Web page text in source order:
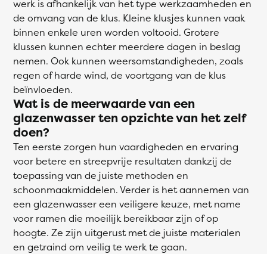
werk is afhankelijk van het type werkzaamheden en
de omvang van de klus. Kleine klusjes kunnen vaak
binnen enkele uren worden voltooid. Grotere
klussen kunnen echter meerdere dagen in beslag
nemen. Ook kunnen weersomstandigheden, zoals
regen of harde wind, de voortgang van de klus
beïnvloeden.
Wat is de meerwaarde van een
glazenwasser ten opzichte van het zelf
doen?
Ten eerste zorgen hun vaardigheden en ervaring
voor betere en streepvrije resultaten dankzij de
toepassing van de juiste methoden en
schoonmaakmiddelen. Verder is het aannemen van
een glazenwasser een veiligere keuze, met name
voor ramen die moeilijk bereikbaar zijn of op
hoogte. Ze zijn uitgerust met de juiste materialen
en getraind om veilig te werk te gaan.